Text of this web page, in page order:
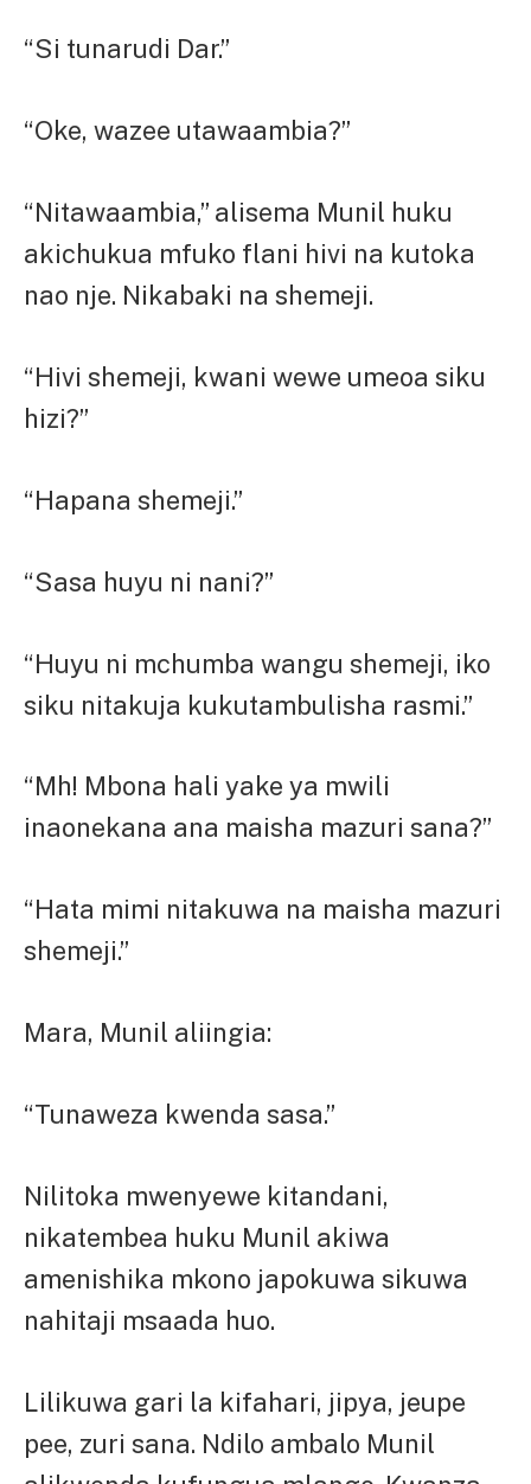
“Si tunarudi Dar.”
“Oke, wazee utawaambia?”
“Nitawaambia,” alisema Munil huku
akichukua mfuko flani hivi na kutoka
nao nje. Nikabaki na shemeji.
“Hivi shemeji, kwani wewe umeoa siku
hizi?”
“Hapana shemeji.”
“Sasa huyu ni nani?”
“Huyu ni mchumba wangu shemeji, iko
siku nitakuja kukutambulisha rasmi.”
“Mh! Mbona hali yake ya mwili
inaonekana ana maisha mazuri sana?”
“Hata mimi nitakuwa na maisha mazuri
shemeji.”
Mara, Munil aliingia:
“Tunaweza kwenda sasa.”
Nilitoka mwenyewe kitandani,
nikatembea huku Munil akiwa
amenishika mkono japokuwa sikuwa
nahitaji msaada huo.
Lilikuwa gari la kifahari, jipya, jeupe
pee, zuri sana. Ndilo ambalo Munil